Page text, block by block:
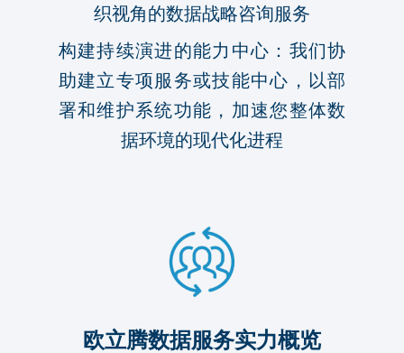
织视角的数据战略咨询服务
构建持续演进的能力中心：我们协
助建立专项服务或技能中心，以部
署和维护系统功能，加速您整体数
据环境的现代化进程
欧立腾数据服务实力概览